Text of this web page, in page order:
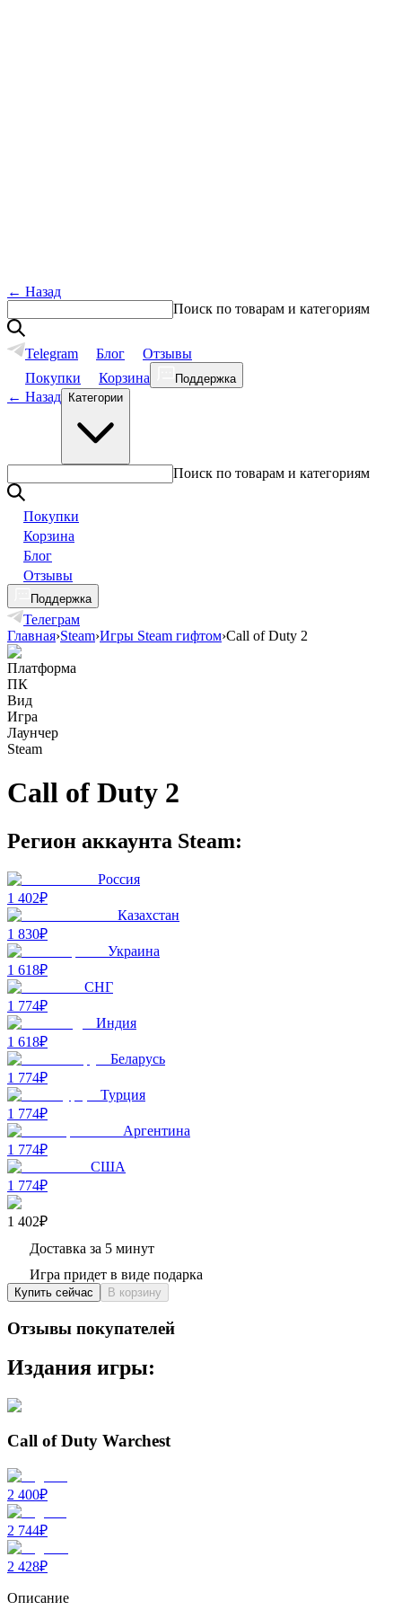
← Назад
Поиск по товарам и категориям
Telegram Блог
Отзывы
Покупки
Корзина Поддержка
← Назад Категории
Поиск по товарам и категориям
Покупки
Корзина
Блог
Отзывы
Поддержка
Телеграм
Главная›Steam›Игры Steam гифтом›Call of Duty 2
Платформа
ПК
Вид
Игра
Лаунчер
Steam
Call of Duty 2
Регион аккаунта Steam:
Россия
1 402₽
Казахстан
1 830₽
Украина
1 618₽
СНГ
1 774₽
Индия
1 618₽
Беларусь
1 774₽
Турция
1 774₽
Аргентина
1 774₽
США
1 774₽
1 402₽
Доставка за 5 минут
Игра придет в виде подарка
Купить сейчас В корзину
Отзывы покупателей
Издания игры:
Call of Duty Warchest
2 400₽
2 744₽
2 428₽
Описание